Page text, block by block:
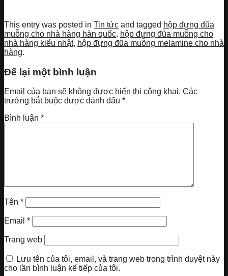
This entry was posted in Tin tức and tagged hộp đựng đũa
muỗng cho nhà hàng hàn quốc, hộp đựng đũa muỗng cho
nhà hàng kiểu nhật, hộp đựng đũa muỗng melamine cho nhà
hàng.
Để lại một bình luận
Email của bạn sẽ không được hiển thị công khai. Các
trường bắt buộc được đánh dấu *
Bình luận *
Tên *
Email *
Trang web
Lưu tên của tôi, email, và trang web trong trình duyệt này
cho lần bình luận kế tiếp của tôi.